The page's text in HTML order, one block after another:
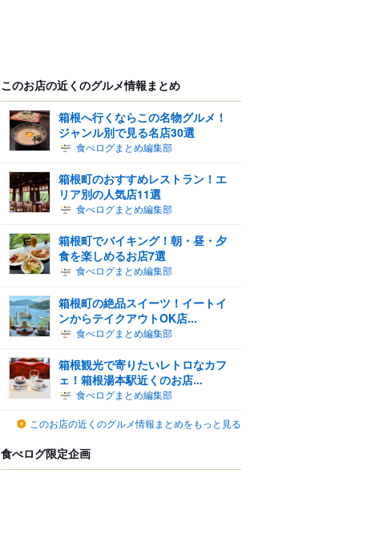
このお店の近くのグルメ情報まとめ
箱根へ行くならこの名物グルメ！
ジャンル別で見る名店30選
食べログまとめ編集部
箱根町のおすすめレストラン！エ
リア別の人気店11選
食べログまとめ編集部
箱根町でバイキング！朝・昼・夕
食を楽しめるお店7選
食べログまとめ編集部
箱根町の絶品スイーツ！イートイ
ンからテイクアウトOK店...
食べログまとめ編集部
箱根観光で寄りたいレトロなカフ
ェ！箱根湯本駅近くのお店...
食べログまとめ編集部
このお店の近くのグルメ情報まとめをもっと見る
食べログ限定企画